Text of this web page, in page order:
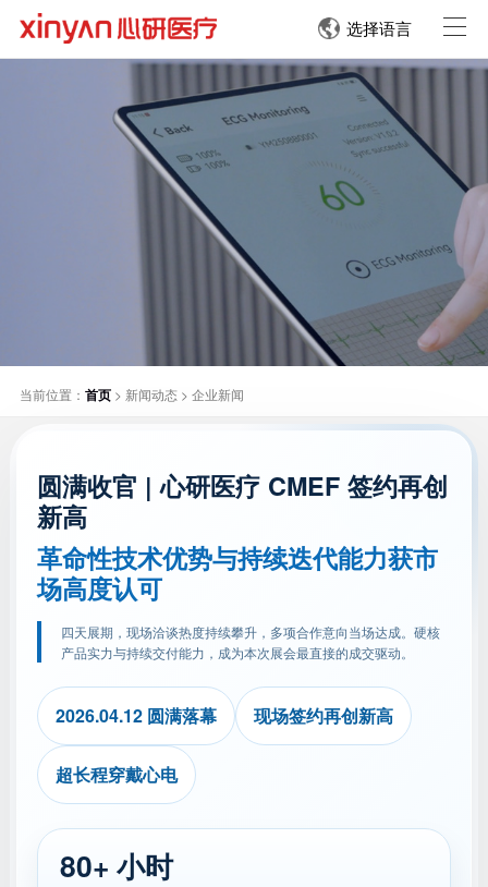
选择语言
当前位置： 首页 > 新闻动态 > 企业新闻
圆满收官 | 心研医疗 CMEF 签约再创
新高
革命性技术优势与持续迭代能力获市
场高度认可
四天展期，现场洽谈热度持续攀升，多项合作意向当场达成。硬核
产品实力与持续交付能力，成为本次展会最直接的成交驱动。
2026.04.12 圆满落幕 现场签约再创新高
超长程穿戴心电
80+ 小时